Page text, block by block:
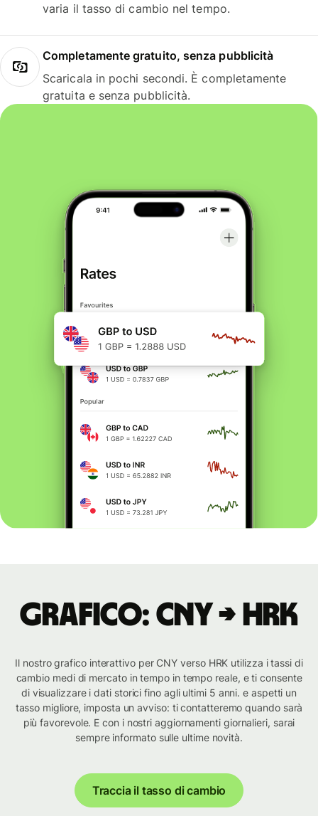
varia il tasso di cambio nel tempo.
Completamente gratuito, senza pubblicità
Scaricala in pochi secondi. È completamente
gratuita e senza pubblicità.
Grafico: CNY → HRK
Il nostro grafico interattivo per CNY verso HRK utilizza i tassi di
cambio medi di mercato in tempo in tempo reale, e ti consente
di visualizzare i dati storici fino agli ultimi 5 anni. e aspetti un
tasso migliore, imposta un avviso: ti contatteremo quando sarà
più favorevole. E con i nostri aggiornamenti giornalieri, sarai
sempre informato sulle ultime novità.
Traccia il tasso di cambio